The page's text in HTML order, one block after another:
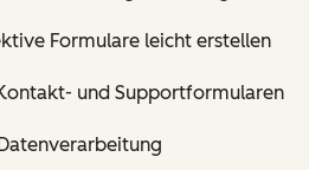
Formulare leicht erstellen
und Supportformularen